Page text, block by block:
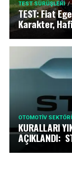
TEST SÜRÜŞLERI
TEST: Fiat
Karakter,
OTOMOTIV
KURALLARI
AÇIKLANDI: